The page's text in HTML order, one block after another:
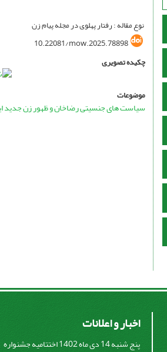
نوع مقاله : رفتار پهلوی در مجله پیام زن
10.22081/mow.2025.78898
چکیده تصویری
موضوعات
سیاست های جنسیتی رضاخان و ظهور زن جدید
اخبار و اعلانات
پنج شنبه 14 دی ماه 1402 اختتامیه جشنواره